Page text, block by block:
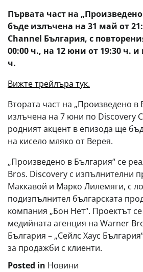
Първата част на
бъде излъчена на 31 май от
Channel България, с
00:00 ч., на 12 юни от 19:30 ч.
ч.
Вижте трейлъра тук.
Втората част на „Произведено
излъчена на 7 юни по Discovery
родният акцент в епизода ще
на кисело мляко от Верея.
„Произведено в България“ се
Bros. Discovery с изпълнителни
Маккавой и Марко Лилемяги, с
подизпълнител българската
компания „Бон Нет“. Проектът
медийната агенция на Warner
България – „Сейлс Хаус
за продажби с клиенти.
Posted in Новини